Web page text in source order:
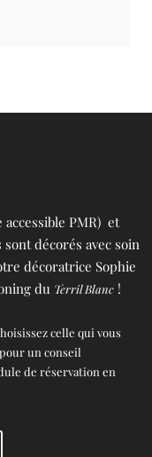
PMR) et
décorés avec soin
décoratrice Sophie
du Terril Blanc !
celle qui vous
un conseil
de réservation en